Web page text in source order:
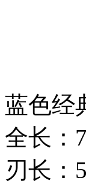
蓝色经
全长：
刃长：